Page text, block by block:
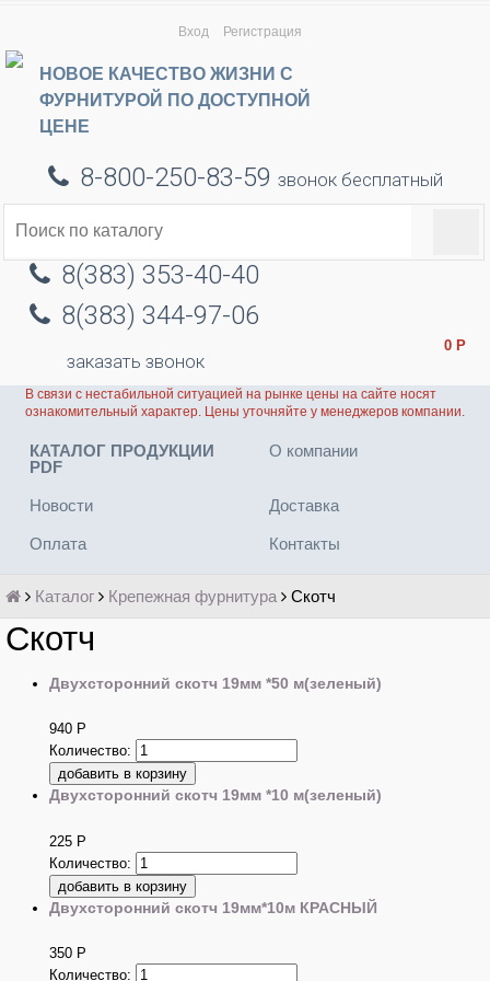
Вход Регистрация
НОВОЕ КАЧЕСТВО ЖИЗНИ С
ФУРНИТУРОЙ ПО ДОСТУПНОЙ
ЦЕНЕ
8-800-250-83-59 звонок бесплатный
8(383) 353-40-40
8(383) 344-97-06
заказать звонок
0 Р
В связи с нестабильной ситуацией на рынке цены на сайте носят
ознакомительный характер. Цены уточняйте у менеджеров компании.
КАТАЛОГ ПРОДУКЦИИ
PDF
О компании
Новости Доставка
Оплата Контакты
Каталог Крепежная фурнитура Скотч
Скотч
Двухсторонний скотч 19мм *50 м(зеленый)
940 Р
Количество:
Двухсторонний скотч 19мм *10 м(зеленый)
225 Р
Количество:
Двухсторонний скотч 19мм*10м КРАСНЫЙ
350 Р
Количество: